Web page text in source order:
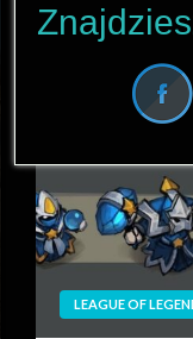
LEAGUE OF